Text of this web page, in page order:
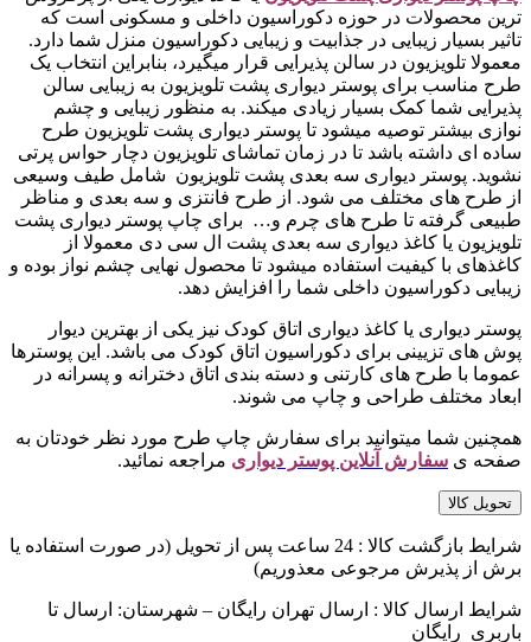
ترین محصولات در حوزه دکوراسیون داخلی و مسکونی است که
تاثیر بسیار زیبایی در جذابیت و زیبایی دکوراسیون منزل شما دارد.
معمولا تلویزیون در سالن پذیرایی قرار میگیرد، بنابراین انتخاب یک
طرح مناسب برای پوستر دیواری پشت تلویزیون به زیبایی سالن
پذیرایی شما کمک بسیار زیادی میکند. به منظور زیبایی و چشم
نوازی بیشتر توصیه میشود تا پوستر دیواری پشت تلویزیون طرح
ساده ای داشته باشد تا در زمان تماشای تلویزیون دچار حواس پرتی
نشوید. پوستر دیواری سه بعدی پشت تلویزیون شامل طیف وسیعی
از طرح های مختلف می شود. از طرح فانتزی و سه بعدی و مناظر
طبیعی گرفته تا طرح های چرم و… برای چاپ پوستر دیواری پشت
تلویزیون یا کاغذ دیواری سه بعدی پشت ال سی دی معمولا از
کاغذهای با کیفیت استفاده میشود تا محصول نهایی چشم نواز بوده و
زیبایی دکوراسیون داخلی شما را افزایش دهد.
پوستر دیواری یا کاغذ دیواری اتاق کودک نیز یکی از بهترین دیوار
پوش های تزیینی برای دکوراسیون اتاق کودک می باشد. این پوسترها
عموما با طرح های کارتنی و دسته بندی اتاق دخترانه و پسرانه در
ابعاد مختلف طراحی و چاپ می شوند.
همچنین شما میتوانید برای سفارش چاپ طرح مورد نظر خودتان به
صفحه ی سفارش آنلاین پوستر دیواری مراجعه نمائید.
تحویل کالا
شرایط بازگشت کالا : 24 ساعت پس از تحویل (در صورت استفاده یا
برش از پذیرش مرجوعی معذوریم)
شرایط ارسال کالا : ارسال تهران رایگان – شهرستان: ارسال تا
باربری رایگان